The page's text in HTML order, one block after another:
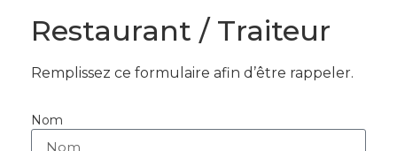
Restaurant / Traiteur
Remplissez ce formulaire afin d’être rappeler.
Nom